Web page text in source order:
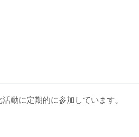
動に定期的に参加しています。